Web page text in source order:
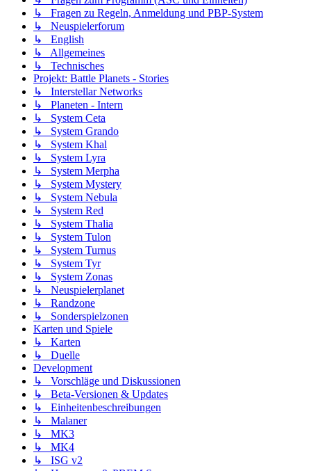
↳ Fragen zu Regeln, Anmeldung und PBP-System
↳ Neuspielerforum
↳ English
↳ Allgemeines
↳ Technisches
Projekt: Battle Planets - Stories
↳ Interstellar Networks
↳ Planeten - Intern
↳ System Ceta
↳ System Grando
↳ System Khal
↳ System Lyra
↳ System Merpha
↳ System Mystery
↳ System Nebula
↳ System Red
↳ System Thalia
↳ System Tulon
↳ System Turnus
↳ System Tyr
↳ System Zonas
↳ Neuspielerplanet
↳ Randzone
↳ Sonderspielzonen
Karten und Spiele
↳ Karten
↳ Duelle
Development
↳ Vorschläge und Diskussionen
↳ Beta-Versionen & Updates
↳ Einheitenbeschreibungen
↳ Malaner
↳ MK3
↳ MK4
↳ ISG v2